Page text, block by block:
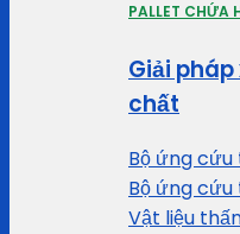
PALLET CHỨA
Giải
chất
Bộ ứng
Bộ ứng
Vật liệu